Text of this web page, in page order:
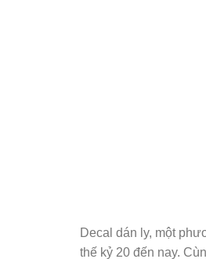
Decal dán ly, một
thế kỷ 20 đến nay.